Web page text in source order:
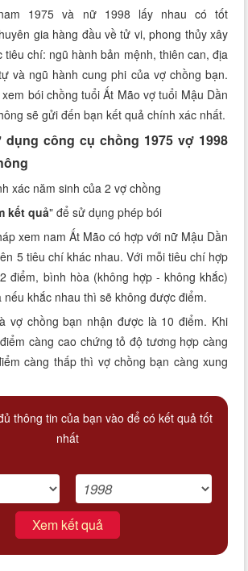
1975 và nữ 1998 lấy nhau có tốt
gia hàng đầu về tử vi, phong thủy xây
chí: ngũ hành bản mệnh, thiên can, địa
và ngũ hành cung phi của vợ chồng bạn.
bói chồng tuổi Ất Mão vợ tuổi Mậu Dần
sẽ gửi đến bạn kết quả chính xác nhất.
công cụ chồng 1975 vợ 1998
xác năm sinh của 2 vợ chồng
kết quả" để sử dụng phép bói
xem nam Ất Mão có hợp với nữ Mậu Dần
5 tiêu chí khác nhau. Với mỗi tiêu chí hợp
điểm, bình hòa (không hợp - không khắc)
khắc nhau thì sẽ không được điểm.
vợ chồng bạn nhận được là 10 điểm. Khi
càng cao chứng tỏ độ tương hợp càng
càng thấp thì vợ chồng bạn càng xung
thông tin của bạn vào để có kết quả tốt
nhất
Xem kết quả